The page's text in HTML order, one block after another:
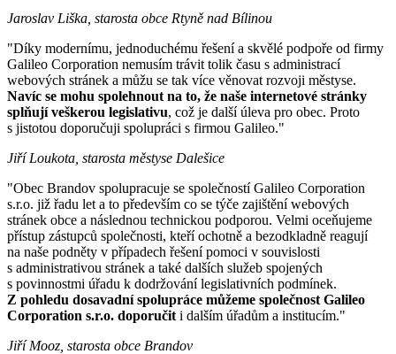
Jaroslav Liška, starosta obce Rtyně nad Bílinou
"Díky modernímu, jednoduchému řešení a skvělé podpoře od firmy
Galileo Corporation nemusím trávit tolik času s administrací
webových stránek a můžu se tak více věnovat rozvoji městyse.
Navíc se mohu spolehnout na to, že naše internetové stránky
splňují veškerou legislativu, což je další úleva pro obec. Proto
s jistotou doporučuji spolupráci s firmou Galileo."
Jiří Loukota, starosta městyse Dalešice
"Obec Brandov spolupracuje se společností Galileo Corporation
s.r.o. již řadu let a to především co se týče zajištění webových
stránek obce a následnou technickou podporou. Velmi oceňujeme
přístup zástupců společnosti, kteří ochotně a bezodkladně reagují
na naše podněty v případech řešení pomoci v souvislosti
s administrativou stránek a také dalších služeb spojených
s povinnostmi úřadu k dodržování legislativních podmínek.
Z pohledu dosavadní spolupráce můžeme společnost Galileo
Corporation s.r.o. doporučit i dalším úřadům a institucím."
Jiří Mooz, starosta obce Brandov